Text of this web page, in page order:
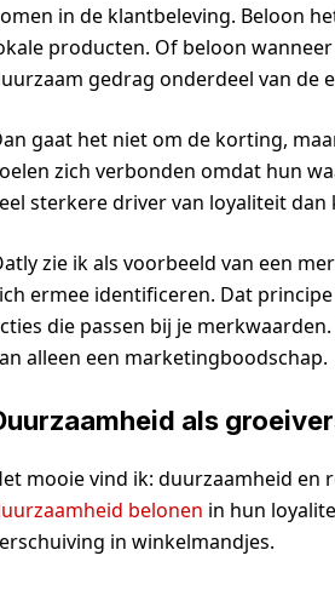
in de klantbeleving. Beloon
producten. Of beloon
gedrag onderdeel van de
gaat het niet om de korting,
zich verbonden omdat hun
sterkere driver van loyaliteit
zie ik als voorbeeld van een
ermee identificeren. Dat
die passen bij je
alleen een marketingboodschap.
als
mooie vind ik: duurzaamheid en
belonen in hun
in winkelmandjes.